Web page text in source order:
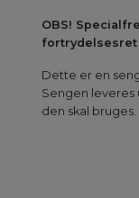
OBS!
Dette er en
Sengen leveres
den skal bruges.